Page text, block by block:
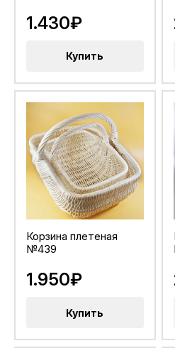
1.430₽
Купить
Корзина плетеная
№439
1.950₽
Купить